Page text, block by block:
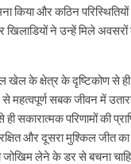
किया और कठिन
ने उन्हें मिले
के क्षेत्र के दृष्टिकोण से ही
से महत्वपूर्ण सबक जीवन में
सकारात्मक परिणामों की
और दूसरा मुश्किल जीत
जोखिम लेने के डर से बचना